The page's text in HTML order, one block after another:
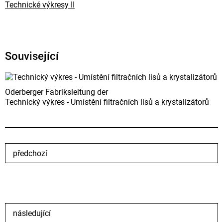
Technické výkresy II
Související
Oderberger Fabriksleitung der
Technický výkres - Umístění filtračních lisů a krystalizátorů
předchozí
následující